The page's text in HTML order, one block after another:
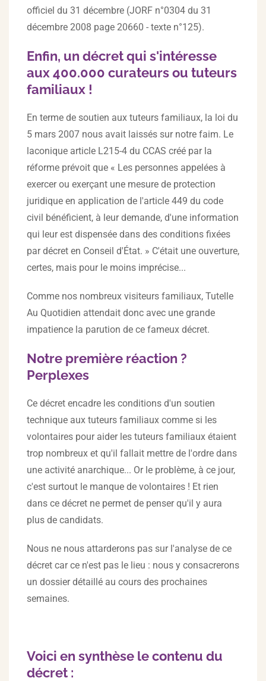
officiel du 31 décembre (JORF n°0304 du 31
décembre 2008 page 20660 - texte n°125).
Enfin, un décret qui s'intéresse
aux 400.000 curateurs ou tuteurs
familiaux !
En terme de soutien aux tuteurs familiaux, la loi du
5 mars 2007 nous avait laissés sur notre faim. Le
laconique article L215-4 du CCAS créé par la
réforme prévoit que « Les personnes appelées à
exercer ou exerçant une mesure de protection
juridique en application de l'article 449 du code
civil bénéficient, à leur demande, d'une information
qui leur est dispensée dans des conditions fixées
par décret en Conseil d'État. » C'était une ouverture,
certes, mais pour le moins imprécise...
Comme nos nombreux visiteurs familiaux, Tutelle
Au Quotidien attendait donc avec une grande
impatience la parution de ce fameux décret.
Notre première réaction ?
Perplexes
Ce décret encadre les conditions d'un soutien
technique aux tuteurs familiaux comme si les
volontaires pour aider les tuteurs familiaux étaient
trop nombreux et qu'il fallait mettre de l'ordre dans
une activité anarchique... Or le problème, à ce jour,
c'est surtout le manque de volontaires ! Et rien
dans ce décret ne permet de penser qu'il y aura
plus de candidats.
Nous ne nous attarderons pas sur l'analyse de ce
décret car ce n'est pas le lieu : nous y consacrerons
un dossier détaillé au cours des prochaines
semaines.
Voici en synthèse le contenu du
décret :